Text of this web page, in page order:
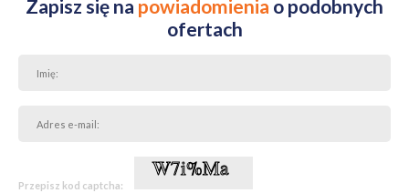
Zapisz się na powiadomienia o podobnych
ofertach
Przepisz kod captcha: